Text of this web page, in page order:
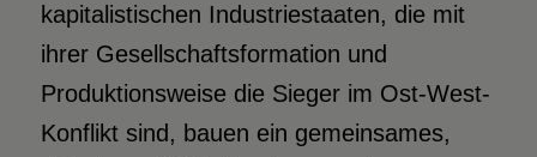
kapitalistischen Industriestaaten, die mit
ihrer Gesellschaftsformation und
Produktionsweise die Sieger im Ost-West-
Konflikt sind, bauen ein gemeinsames,